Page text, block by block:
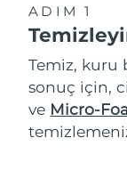
ADIM 1
Temiz, kuru
sonuç için,
ve Micro-
Vietnam